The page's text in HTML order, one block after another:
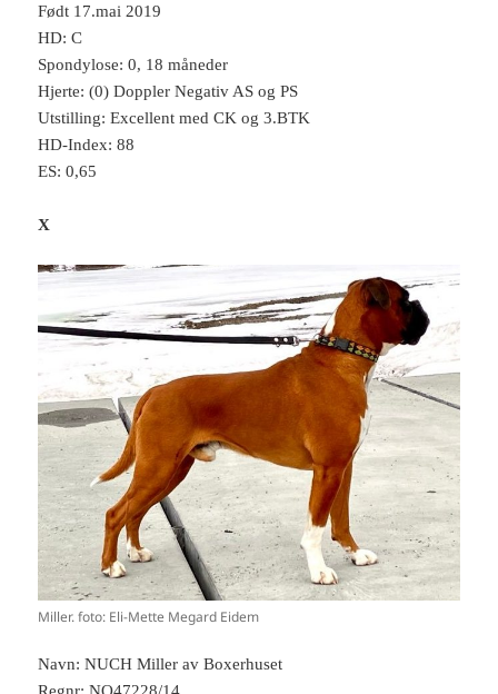
Født 17.mai 2019
HD: C
Spondylose: 0, 18 måneder
Hjerte: (0) Doppler Negativ AS og PS
Utstilling: Excellent med CK og 3.BTK
HD-Index: 88
ES: 0,65
X
Miller. foto: Eli-Mette Megard Eidem
Navn: NUCH Miller av Boxerhuset